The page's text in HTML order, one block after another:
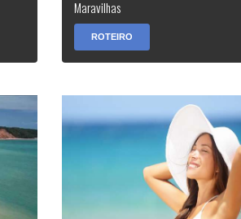
Maravilhas
ROTEIRO